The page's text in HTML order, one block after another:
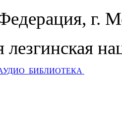
г.
лезгинская
БИБЛИОТЕКА